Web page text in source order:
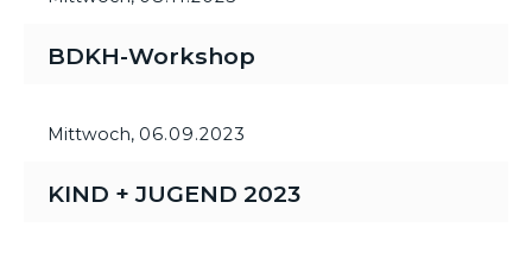
BDKH-Workshop
Mittwoch, 06.09.2023
KIND + JUGEND 2023